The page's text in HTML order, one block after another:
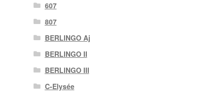
607
807
BERLINGO Aj
BERLINGO II
BERLINGO III
C-Elysée